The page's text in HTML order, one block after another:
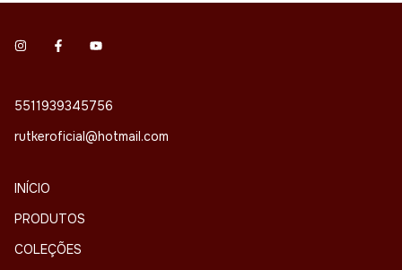
5511939345756
rutkeroficial@hotmail.com
INÍCIO
PRODUTOS
COLEÇÕES